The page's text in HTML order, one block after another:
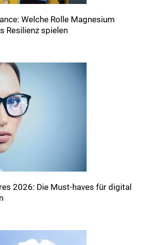
Welche Rolle Magnesium
Resilienz spielen
2026: Die Must-haves für digital